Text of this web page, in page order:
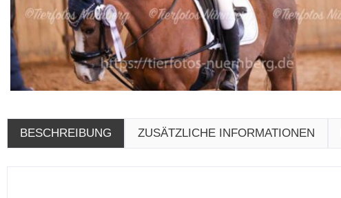
BESCHREIBUNG ZUSÄTZLICHE INFORMATIONEN